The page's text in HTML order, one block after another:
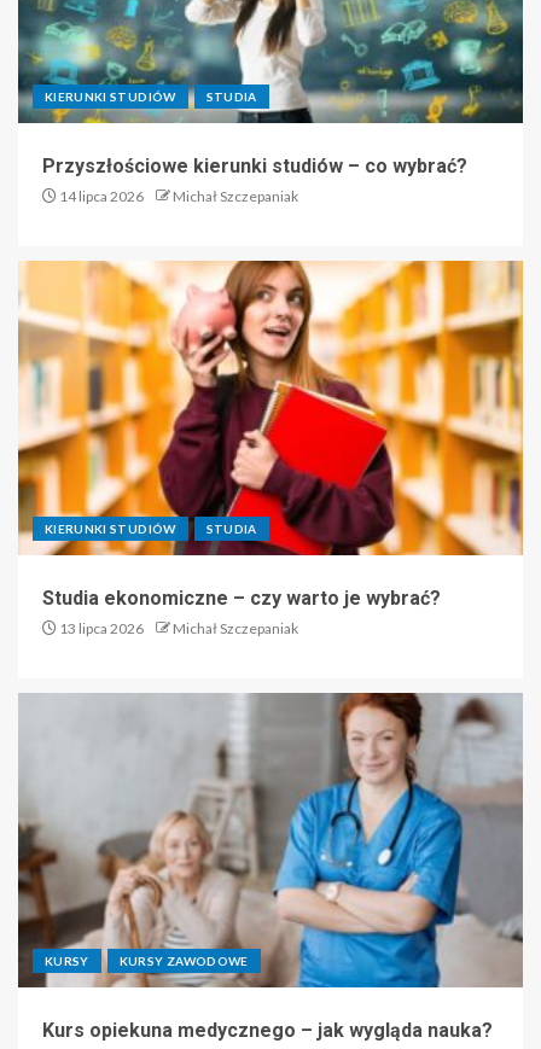
KIERUNKI STUDIÓW STUDIA
Przyszłościowe kierunki studiów – co wybrać?
14 lipca 2026 Michał Szczepaniak
KIERUNKI STUDIÓW STUDIA
Studia ekonomiczne – czy warto je wybrać?
13 lipca 2026 Michał Szczepaniak
KURSY KURSY ZAWODOWE
Kurs opiekuna medycznego – jak wygląda nauka?